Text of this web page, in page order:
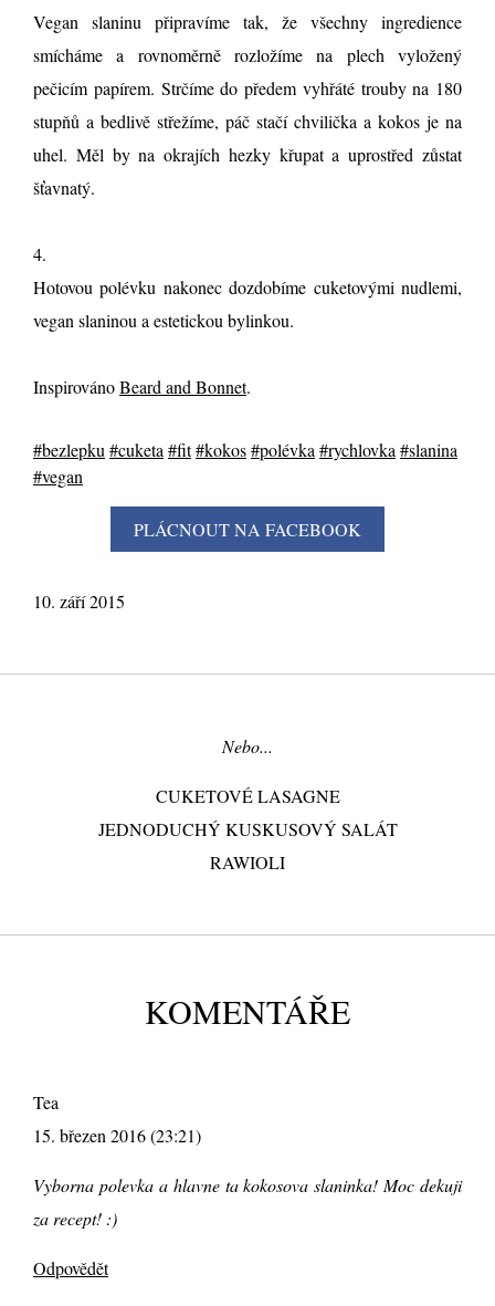
Vegan slaninu připravíme tak, že všechny ingredience
smícháme a rovnoměrně rozložíme na plech vyložený
pečicím papírem. Strčíme do předem vyhřáté trouby na 180
stupňů a bedlivě střežíme, páč stačí chvilička a kokos je na
uhel. Měl by na okrajích hezky křupat a uprostřed zůstat
šťavnatý.
4.
Hotovou polévku nakonec dozdobíme cuketovými nudlemi,
vegan slaninou a estetickou bylinkou.
InspirovánoBeard and Bonnet.
#bezlepku #cuketa #fit#kokos#polévka #rychlovka #slanina
#vegan
10. září 2015
Nebo...
CUKETOVÉ LASAGNE
JEDNODUCHÝ KUSKUSOVÝ SALÁT
RAWIOLI
KOMENTÁŘE
Tea
15. březen 2016 (23:21)
Vyborna polevka a hlavne ta kokosova slaninka! Moc dekuji
za recept! :)
Odpovědět